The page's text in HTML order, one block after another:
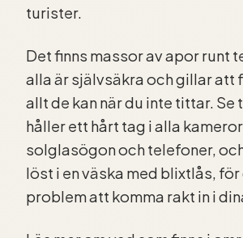
turister.
Det finns massor av apor runt
alla är självsäkra och gillar att
allt de kan när du inte tittar. Se
håller ett hårt tag i alla kameror,
solglasögon och telefoner,
löst i en väska med blixtlås, för
problem att komma rakt in i